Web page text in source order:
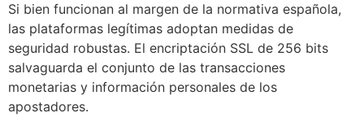
panel
panel
panel
Si bien funcionan al margen de la normativa española,
las plataformas legítimas adoptan medidas de
seguridad robustas. El encriptación SSL de 256 bits
salvaguarda el conjunto de las transacciones
monetarias y información personales de los
apostadores.